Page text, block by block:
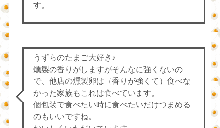
す。
うずらのたまご大好き♪
燻製の香りがしますがそんなに強くないの
で、他店の燻製卵は（香りが強くて）食べな
かった家族もこれは食べています。
個包装で食べたい時に食べたいだけつまめる
のもいいですね。